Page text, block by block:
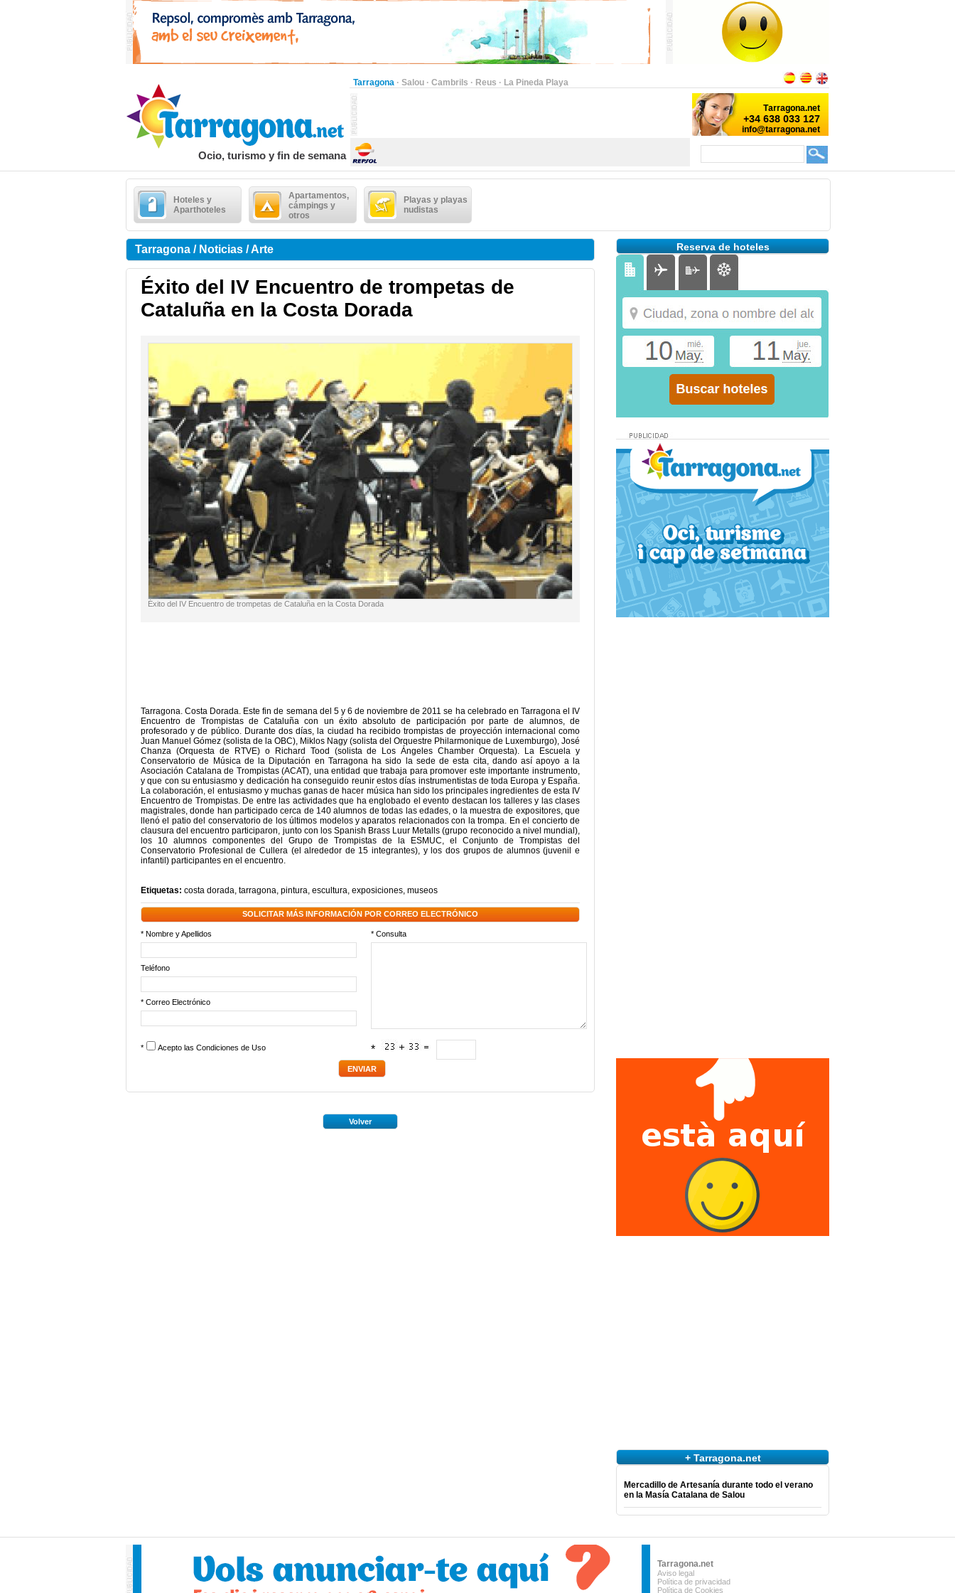
Tarragona · Salou · Cambrils · Reus · La Pineda Playa
Ocio, turismo y fin de semana
Hoteles y
Aparthoteles
Apartamentos,
cámpings y
otros
Playas y playas
nudistas
Tarragona / Noticias / Arte
Éxito del IV Encuentro de trompetas de
Cataluña en la Costa Dorada
Éxito del IV Encuentro de trompetas de Cataluña en la Costa Dorada
Tarragona. Costa Dorada. Este fin de semana del 5 y 6 de noviembre de 2011 se ha celebrado en Tarragona el IV
Encuentro de Trompistas de Cataluña con un éxito absoluto de participación por parte de alumnos, de
profesorado y de público. Durante dos días, la ciudad ha recibido trompistas de proyección internacional como
Juan Manuel Gómez (solista de la OBC), Miklos Nagy (solista del Orquestre Philarmonique de Luxemburgo), José
Chanza (Orquesta de RTVE) o Richard Tood (solista de Los Ángeles Chamber Orquesta). La Escuela y
Conservatorio de Música de la Diputación en Tarragona ha sido la sede de esta cita, dando así apoyo a la
Asociación Catalana de Trompistas (ACAT), una entidad que trabaja para promover este importante instrumento,
y que con su entusiasmo y dedicación ha conseguido reunir estos días instrumentistas de toda Europa y España.
La colaboración, el entusiasmo y muchas ganas de hacer música han sido los principales ingredientes de esta IV
Encuentro de Trompistas. De entre las actividades que ha englobado el evento destacan los talleres y las clases
magistrales, donde han participado cerca de 140 alumnos de todas las edades, o la muestra de expositores, que
llenó el patio del conservatorio de los últimos modelos y aparatos relacionados con la trompa. En el concierto de
clausura del encuentro participaron, junto con los Spanish Brass Luur Metalls (grupo reconocido a nivel mundial),
los 10 alumnos componentes del Grupo de Trompistas de la ESMUC, el Conjunto de Trompistas del
Conservatorio Profesional de Cullera (el alrededor de 15 integrantes), y los dos grupos de alumnos (juvenil e
infantil) participantes en el encuentro.
Etiquetas: costa dorada, tarragona, pintura, escultura, exposiciones, museos
SOLICITAR MÁS INFORMACIÓN POR CORREO ELECTRÓNICO
* Nombre y Apellidos * Consulta
Teléfono
* Correo Electrónico
* Acepto las Condiciones de Uso *
Volver
Reserva de hoteles
+ Tarragona.net
Mercadillo de Artesanía durante todo el verano
en la Masía Catalana de Salou
Tarragona.net
Aviso legal
Política de privacidad
Política de Cookies